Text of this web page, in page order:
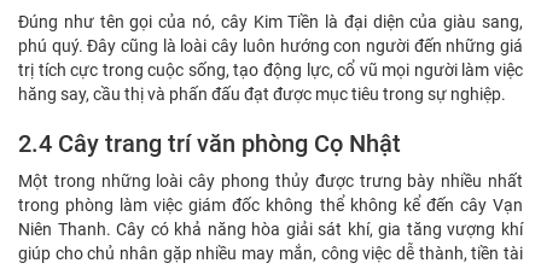
Đúng như tên gọi của nó, cây Kim Tiền là đại diện của giàu sang,
phú quý. Đây cũng là loài cây luôn hướng con người đến những giá
trị tích cực trong cuộc sống, tạo động lực, cổ vũ mọi người làm việc
hăng say, cầu thị và phấn đấu đạt được mục tiêu trong sự nghiệp.
2.4 Cây trang trí văn phòng Cọ Nhật
Một trong những loài cây phong thủy được trưng bày nhiều nhất
trong phòng làm việc giám đốc không thể không kể đến cây Vạn
Niên Thanh. Cây có khả năng hòa giải sát khí, gia tăng vượng khí
giúp cho chủ nhân gặp nhiều may mắn, công việc dễ thành, tiền tài